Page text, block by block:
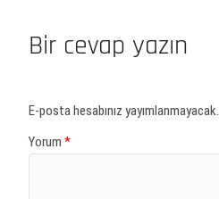
Bir cevap yazın
E-posta hesabınız yayımlanmayacak.
Yorum *